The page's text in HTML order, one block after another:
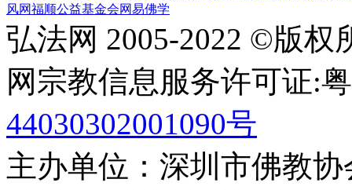
风网福顺公益基金会网易佛学
弘法网 2005-2022 ©版权
网宗教信息服务许可证:
44030302001090号
主办单位：深圳市佛教